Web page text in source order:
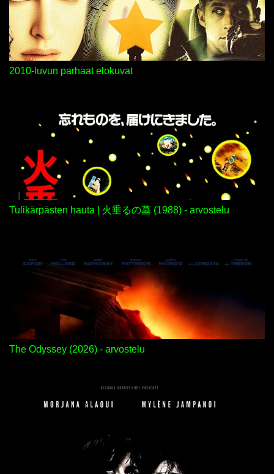
2010-luvun parhaat elokuvat
Tulikärpästen hauta | 火垂るの墓 (1988) - arvostelu
The Odyssey (2026) - arvostelu